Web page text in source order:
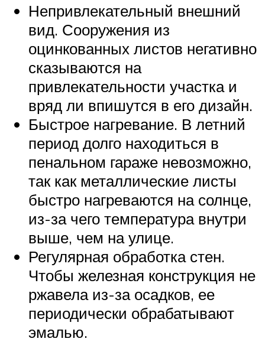
Непривлекательный внешний
вид. Сооружения из
оцинкованных листов негативно
сказываются на
привлекательности участка и
вряд ли впишутся в его дизайн.
Быстрое нагревание. В летний
период долго находиться в
пенальном гараже невозможно,
так как металлические листы
быстро нагреваются на солнце,
из-за чего температура внутри
выше, чем на улице.
Регулярная обработка стен.
Чтобы железная конструкция не
ржавела из-за осадков, ее
периодически обрабатывают
эмалью.